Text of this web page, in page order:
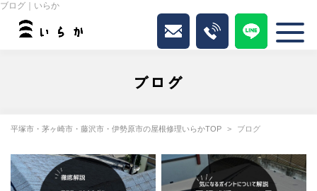
ブログ｜いらか
ブログ
平塚市・茅ヶ崎市・藤沢市・伊勢原市の屋根修理いらかTOP ブログ